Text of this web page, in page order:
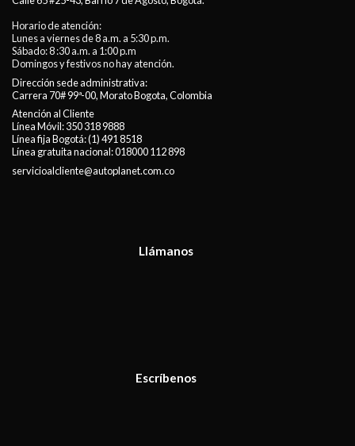
Horario de atención:
Lunes a viernes de 8 a.m. a 5:30 p.m.
Sábado: 8 :30 a.m. a 1:00 p.m
Domingos y festivos no hay atención.
Dirección sede administrativa:
Carrera 70# 99ª-00, Morato Bogota, Colombia
Atención al Cliente
Línea Móvil:350 318 9888
Línea fija Bogotá:(1) 491 8518
Línea gratuita nacional:018000 112 898
servicioalcliente@autoplanet.com.co
Llámanos
Escríbenos